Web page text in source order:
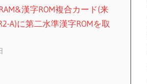
漢字ROM複合カード(来
A)に第二水準漢字ROMを取